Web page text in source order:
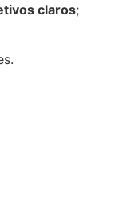
claros;